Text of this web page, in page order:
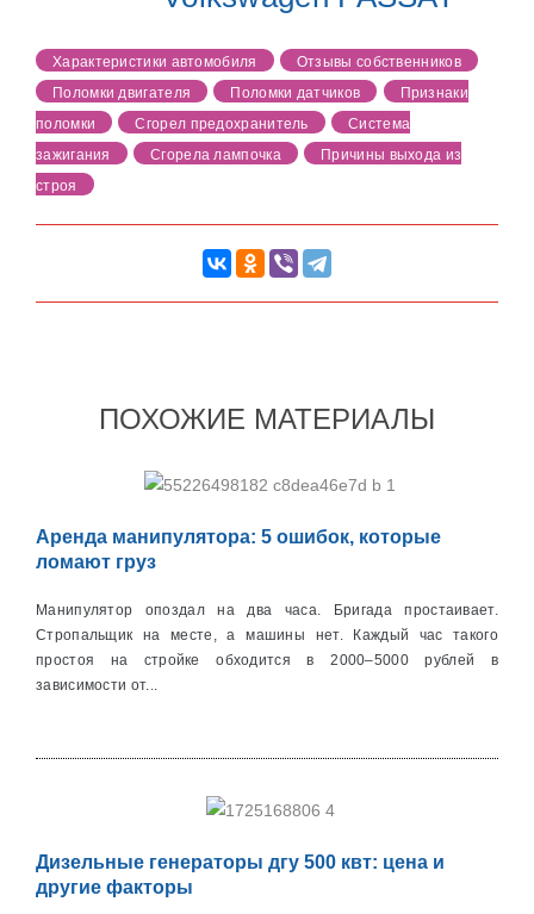
Характеристики автомобиля
Отзывы собственников
Поломки двигателя
Поломки датчиков
Признаки
поломки
Сгорел предохранитель
Система
зажигания
Сгорела лампочка
Причины выхода из
строя
ПОХОЖИЕ МАТЕРИАЛЫ
Аренда манипулятора: 5 ошибок, которые
ломают груз
Манипулятор опоздал на два часа. Бригада простаивает.
Стропальщик на месте, а машины нет. Каждый час такого
простоя на стройке обходится в 2000–5000 рублей в
зависимости от...
Дизельные генераторы дгу 500 квт: цена и
другие факторы